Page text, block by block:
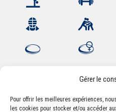
Gérer le
Pour offrir les meilleures expériences,
les cookies pour stocker et/ou accéder
Association